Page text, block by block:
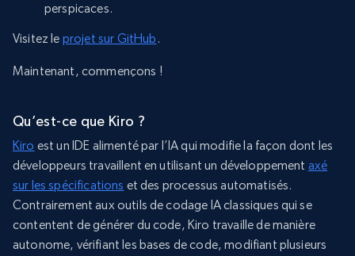
perspicaces.
Visitez le projet sur GitHub .
Maintenant, commençons !
Qu’est-ce que Kiro ?
Kiro est un IDE alimenté par l’IA qui modifie la façon dont les
développeurs travaillent en utilisant un développement axé
sur les spécifications et des processus automatisés.
Contrairement aux outils de codage IA classiques qui se
contentent de générer du code, Kiro travaille de manière
autonome, vérifiant les bases de code, modifiant plusieurs